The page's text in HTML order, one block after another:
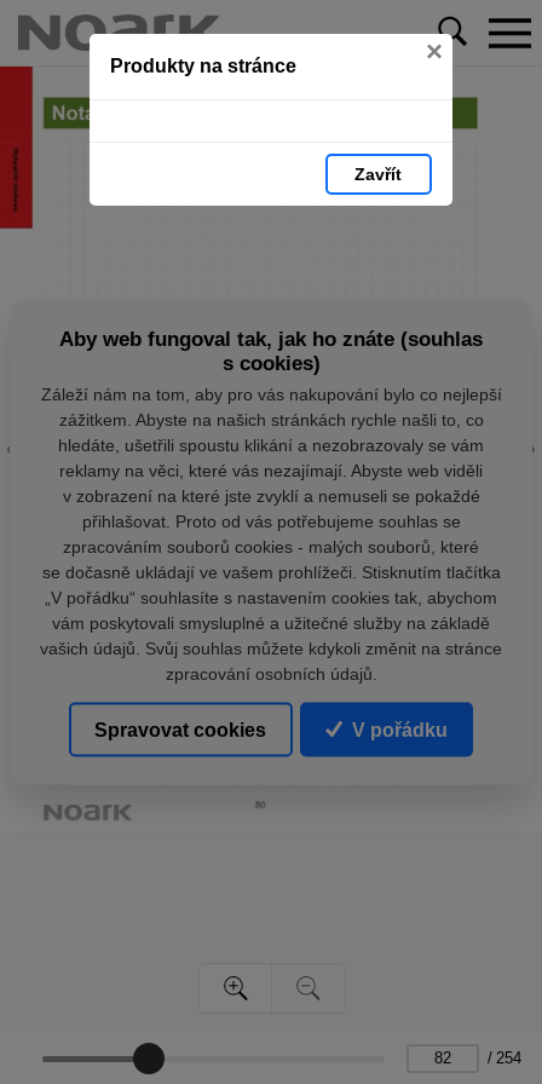
Produkty na stránce ×
Zavřít
/ 254
Aby web fungoval tak, jak ho znáte (souhlas
s cookies)
Záleží nám na tom, aby pro vás nakupování bylo co nejlepší
zážitkem. Abyste na našich stránkách rychle našli to, co
hledáte, ušetřili spoustu klikání a nezobrazovaly se vám
reklamy na věci, které vás nezajímají. Abyste web viděli
v zobrazení na které jste zvyklí a nemuseli se pokaždé
přihlašovat. Proto od vás potřebujeme souhlas se
zpracováním souborů cookies - malých souborů, které
se dočasně ukládají ve vašem prohlížeči. Stisknutím tlačítka
„V pořádku“ souhlasíte s nastavením cookies tak, abychom
vám poskytovali smysluplné a užitečné služby na základě
vašich údajů. Svůj souhlas můžete kdykoli změnit na stránce
zpracování osobních údajů.
Spravovat cookies V pořádku